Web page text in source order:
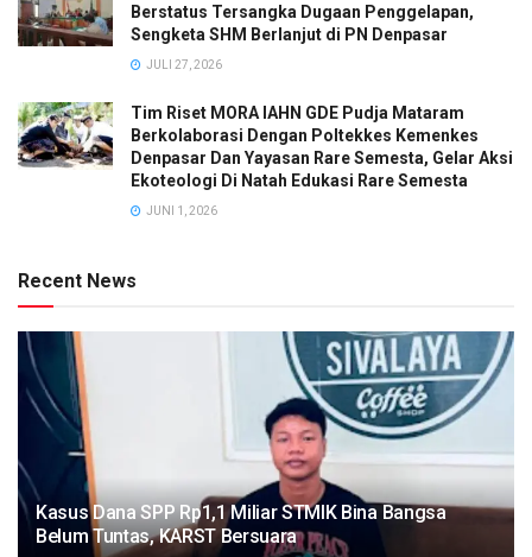
Berstatus Tersangka Dugaan Penggelapan,
Sengketa SHM Berlanjut di PN Denpasar
JULI 27, 2026
Tim Riset MORA IAHN GDE Pudja Mataram
Berkolaborasi Dengan Poltekkes Kemenkes
Denpasar Dan Yayasan Rare Semesta, Gelar Aksi
Ekoteologi Di Natah Edukasi Rare Semesta
JUNI 1, 2026
Recent News
Kasus Dana SPP Rp1,1 Miliar STMIK Bina Bangsa
Belum Tuntas, KARST Bersuara